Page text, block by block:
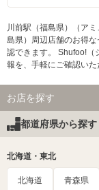
川前駅（福島県）（ア
島県）周辺店舗のお得
認できます。 Shufoo!（
報を、手軽にご確認いた
お店を探す
都道府県から探す
北海道・東北
北海道 青森県